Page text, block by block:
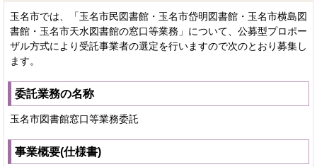
玉名市では、「玉名市民図書館・玉名市岱明図書館・玉名市横島図
書館・玉名市天水図書館の窓口等業務」について、公募型プロポー
ザル方式により受託事業者の選定を行いますので次のとおり募集し
ます。
委託業務の名称
玉名市図書館窓口等業務委託
事業概要(仕様書)